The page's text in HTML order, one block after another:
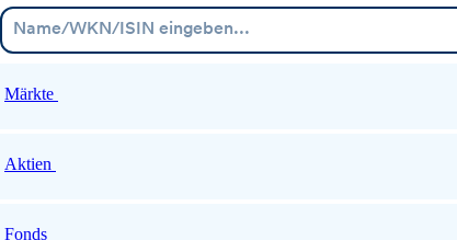
Märkte
Aktien
Fonds